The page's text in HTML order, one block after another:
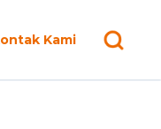
Kami